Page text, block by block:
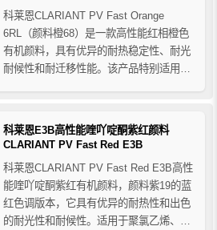
科莱恩CLARIANT PV Fast Orange
6RL（颜料橙68）是一款高性能红相橙色
有机颜料，具有优异的耐热稳定性、耐光
耐候性和耐迁移性能。该产品特别适用于
于PA、PA纤维及PO、PVC、橡胶、PS、
ABS、PC、POM、PBT、聚氨...
科莱恩E3B高性能喹吖啶酮紫红颜料
CLARIANT PV Fast Red E3B
科莱恩CLARIANT PV Fast Red E3B高性
能喹吖啶酮紫红有机颜料，颜料紫19的蓝
红色调版本，它具有优异的耐热性和出色
的耐光性和耐候性。适用于聚氯乙烯、聚